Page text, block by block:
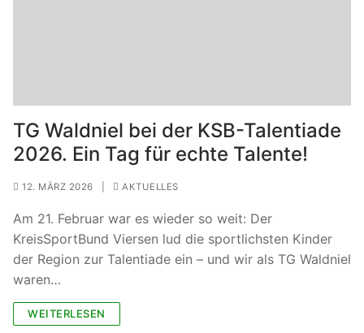
TG Waldniel bei der KSB-Talentiade
2026. Ein Tag für echte Talente!
12. MÄRZ 2026 AKTUELLES
Am 21. Februar war es wieder so weit: Der
KreisSportBund Viersen lud die sportlichsten Kinder
der Region zur Talentiade ein – und wir als TG Waldniel
waren…
WEITERLESEN